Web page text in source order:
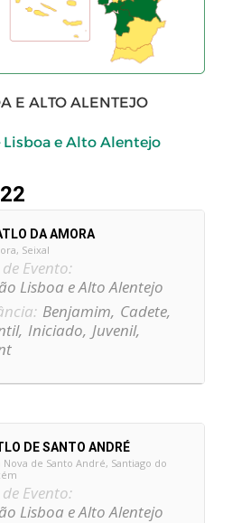
E ALTO ALENTEJO
Lisboa e Alto Alentejo
DA AMORA
Seixal
Evento:
Lisboa e Alto Alentejo
Benjamim, Cadete,
Iniciado, Juvenil,
DE SANTO ANDRÉ
Nova de Santo André, Santiago do
Evento:
Lisboa e Alto Alentejo